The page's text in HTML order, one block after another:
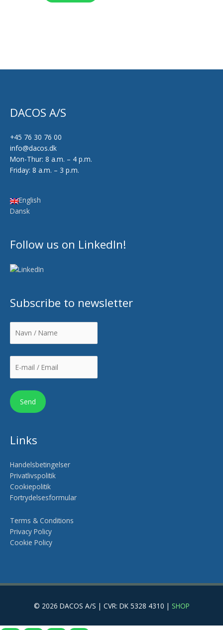
DACOS A/S
+45 76 30 76 00
info@dacos.dk
Mon-Thur: 8 a.m. – 4 p.m.
Friday: 8 a.m. – 3 p.m.
English
Dansk
Follow us on LinkedIn!
Subscribe to newsletter
Links
Handelsbetingelser
Privatlivspolitik
Cookiepolitik
Fortrydelsesformular
Terms & Conditions
Privacy Policy
Cookie Policy
© 2026 DACOS A/S | CVR: DK 5328 4310 | SHOP